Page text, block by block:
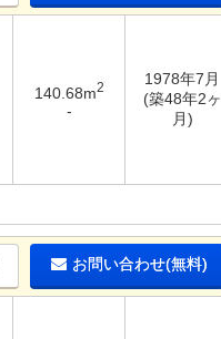
140.68m2
-
1978年7月
(築48年2ヶ
月)
お問い合わせ(無料)